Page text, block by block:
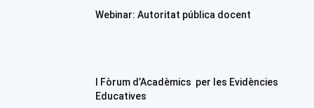
Webinar: Autoritat pública docent
I Fòrum d’Acadèmics per les Evidències
Educatives